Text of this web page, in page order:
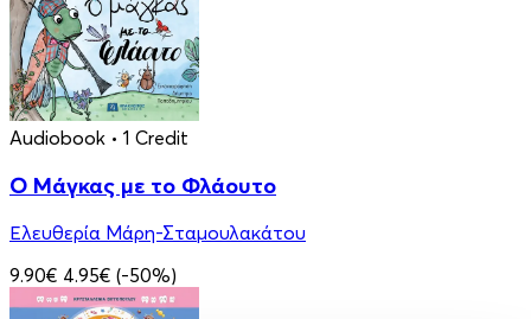
Audiobook • 1 Credit
Ο Μάγκας με το Φλάουτο
Ελευθερία Μάρη-Σταμουλακάτου
9.90€ 4.95€ (-50%)